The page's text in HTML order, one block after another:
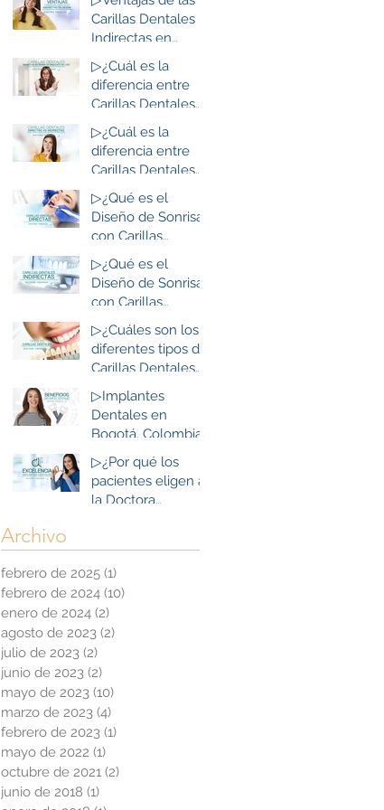
Resina de Alta
Estética: Lo que
Carillas Dentales
Indirectas en
Resina de Alta
Estética: Lo que
debes saber
▷¿Cuál es la
diferencia entre
Carillas Dentales
Indirectas en
Resina de Alta
Estética y las de
▷¿Cuál es la
diferencia entre
Carillas Dentales
Directas e
Indirectas?
▷¿Qué es el
Diseño de Sonrisa
con Carillas
Dentales Directas
en Resina de Alta
Estética?
▷¿Qué es el
Diseño de Sonrisa
con Carillas
Dentales
Indirectas en
Resina de Alta
▷¿Cuáles son los
diferentes tipos de
Carillas Dentales
que existen?
▷Implantes
Dentales en
Bogotá, Colombia:
Beneficios que
superan las
expectativas
▷¿Por qué los
pacientes eligen a
la Doctora
Bogotá, Colombia?
Archivo
febrero de 2025 (1)
febrero de 2024 (10)
enero de 2024 (2)
agosto de 2023 (2)
julio de 2023 (2)
junio de 2023 (2)
mayo de 2023 (10)
marzo de 2023 (4)
febrero de 2023 (1)
mayo de 2022 (1)
octubre de 2021 (2)
junio de 2018 (1)